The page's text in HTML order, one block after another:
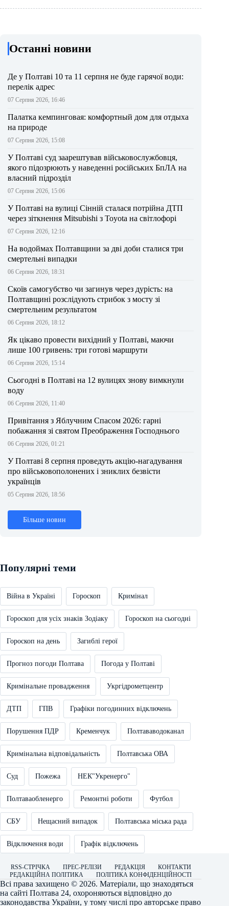
Останні новини
Де у Полтаві 10 та 11 серпня не буде гарячої води:
перелік адрес
07 Серпня 2026, 16:46
Палатка кемпинговая: комфортный дом для отдыха
на природе
07 Серпня 2026, 15:08
У Полтаві суд заарештував військовослужбовця,
якого підозрюють у наведенні російських БпЛА на
власний підрозділ
07 Серпня 2026, 15:06
У Полтаві на вулиці Сінній сталася потрійна ДТП
через зіткнення Mitsubishi з Toyota на світлофорі
07 Серпня 2026, 12:16
На водоймах Полтавщини за дві доби сталися три
смертельні випадки
06 Серпня 2026, 18:31
Скоїв самогубство чи загинув через дурість: на
Полтавщині розслідують стрибок з мосту зі
смертельним результатом
06 Серпня 2026, 18:12
Як цікаво провести вихідний у Полтаві, маючи
лише 100 гривень: три готові маршрути
06 Серпня 2026, 15:14
Сьогодні в Полтаві на 12 вулицях знову вимкнули
воду
06 Серпня 2026, 11:40
Привітання з Яблучним Спасом 2026: гарні
побажання зі святом Преображення Господнього
06 Серпня 2026, 01:21
У Полтаві 8 серпня проведуть акцію-нагадування
про військовополонених і зниклих безвісти
українців
05 Серпня 2026, 18:56
Більше новин
Популярні теми
Війна в Україні Гороскоп Кримінал
Гороскоп для усіх знаків Зодіаку Гороскоп на сьогодні
Гороскоп на день Загиблі герої
Прогноз погоди Полтава Погода у Полтаві
Кримінальне провадження Укргідрометцентр
ДТП ГПВ Графіки погодинних відключень
Порушення ПДР Кременчук Полтававодоканал
Кримінальна відповідальність Полтавська ОВА
Суд Пожежа НЕК"Укренерго"
Полтаваобленерго Ремонтні роботи Футбол
СБУ Нещасний випадок Полтавська міська рада
Відключення води Графік відключень
RSS-СТРІЧКА ПРЕС-РЕЛІЗИ РЕДАКЦІЯ
КОНТАКТИ
РЕДАКЦІЙНА ПОЛІТИКА
ПОЛІТИКА КОНФІДЕНЦІЙНОСТІ
Всі права захищено © 2026. Матеріали, що знаходяться
на сайті Полтава 24, охороняються відповідно до
законодавства України, у тому числі про авторське право